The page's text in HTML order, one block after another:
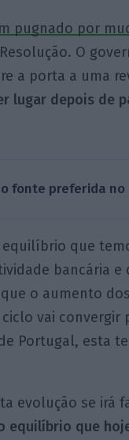
pugnado por
O
a porta a uma
lugar depois de
fonte preferida no
equilíbrio que
bancária
o aumento
vai convergir
Portugal, esta
evolução se irá
equilíbrio que